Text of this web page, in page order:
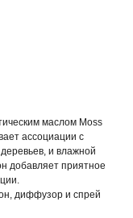
маслом Moss
ассоциации с
и влажной
добавляет приятное
диффузор и спрей